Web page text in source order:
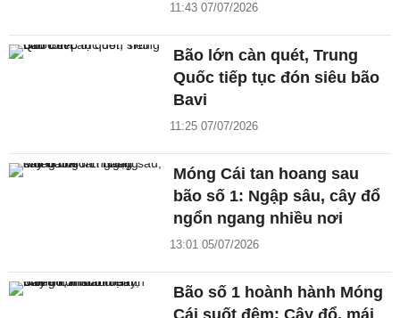
11:43 07/07/2026
Bão lớn càn quét, Trung
Quốc tiếp tục đón siêu bão
Bavi
11:25 07/07/2026
Móng Cái tan hoang sau
bão số 1: Ngập sâu, cây đổ
ngổn ngang nhiều nơi
13:01 05/07/2026
Bão số 1 hoành hành Móng
Cái suốt đêm: Cây đổ, mái